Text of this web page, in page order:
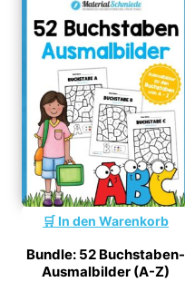
In den Warenkorb
Bundle: 52 Buchstaben-
Ausmalbilder (A-Z)